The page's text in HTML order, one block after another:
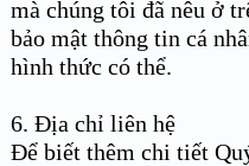
mà chúng tôi đã nêu ở
bảo mật thông tin cá
hình thức có thể.
6. Địa chỉ liên hệ
Để biết thêm chi tiết